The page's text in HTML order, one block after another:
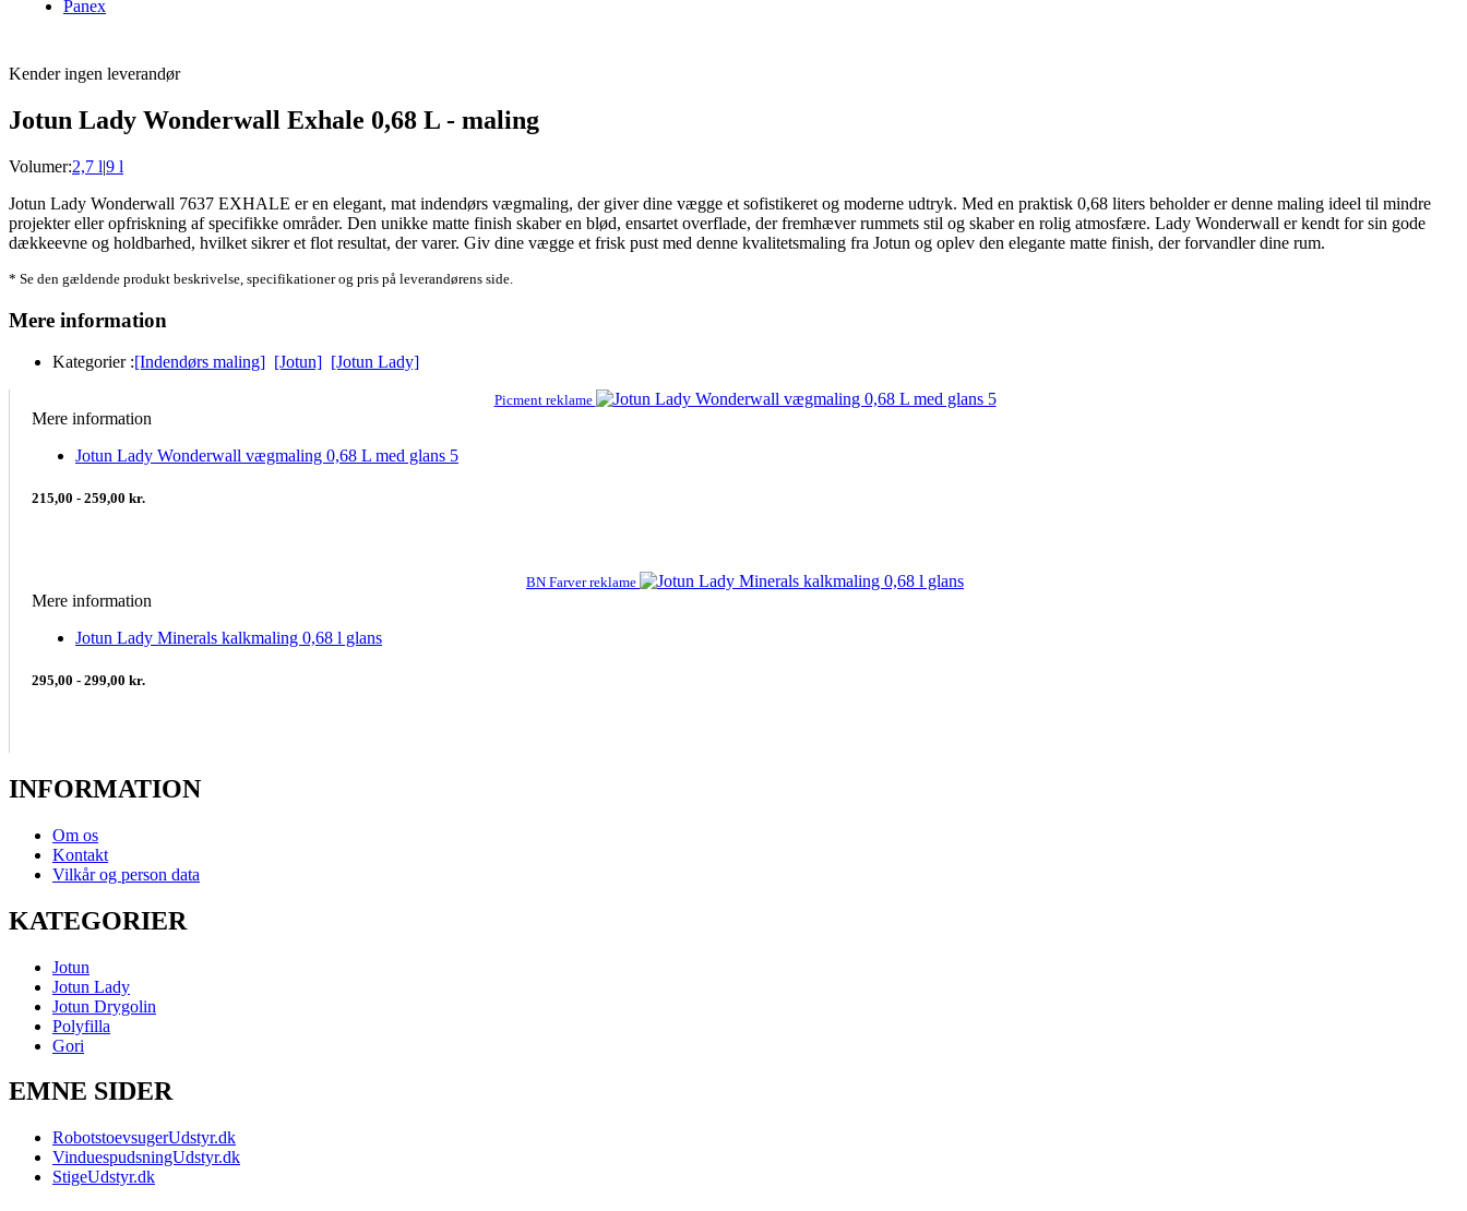
Panex
Kender ingen leverandør
Jotun Lady Wonderwall Exhale 0,68 L - maling
Volumer:2,7 l|9 l
Jotun Lady Wonderwall 7637 EXHALE er en elegant, mat indendørs vægmaling, der giver dine vægge et sofistikeret og moderne udtryk. Med en praktisk 0,68 liters beholder er denne maling ideel til mindre
projekter eller opfriskning af specifikke områder. Den unikke matte finish skaber en blød, ensartet overflade, der fremhæver rummets stil og skaber en rolig atmosfære. Lady Wonderwall er kendt for sin gode
dækkeevne og holdbarhed, hvilket sikrer et flot resultat, der varer. Giv dine vægge et frisk pust med denne kvalitetsmaling fra Jotun og oplev den elegante matte finish, der forvandler dine rum.
* Se den gældende produkt beskrivelse, specifikationer og pris på leverandørens side.
Mere information
Kategorier :[Indendørs maling] [Jotun] [Jotun Lady]
Picment reklame
Mere information
Jotun Lady Wonderwall vægmaling 0,68 L med glans 5
215,00 - 259,00 kr.
BN Farver reklame
Mere information
Jotun Lady Minerals kalkmaling 0,68 l glans
295,00 - 299,00 kr.
INFORMATION
Om os
Kontakt
Vilkår og person data
KATEGORIER
Jotun
Jotun Lady
Jotun Drygolin
Polyfilla
Gori
EMNE SIDER
RobotstoevsugerUdstyr.dk
VinduespudsningUdstyr.dk
StigeUdstyr.dk